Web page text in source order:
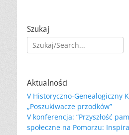
Szukaj
Szukaj:
Aktualności
V Historyczno-Genealogiczny
„Poszukiwacze przodków”
V konferencja: “Przyszłość
społeczne na Pomorzu: